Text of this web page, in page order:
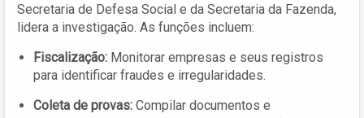
Secretaria de Defesa Social e da Secretaria da Fazenda,
lidera a investigação. As funções incluem:
Fiscalização: Monitorar empresas e seus registros
para identificar fraudes e irregularidades.
Coleta de provas: Compilar documentos e